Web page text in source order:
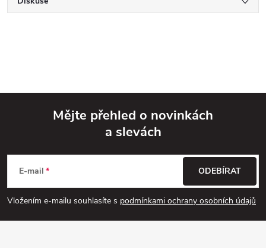
p
a
Mějte přehled o novinkách
a slevách
E-mail
Vložením e-mailu souhlasíte s podmínkami ochrany osobních údajů
ODEBÍRAT